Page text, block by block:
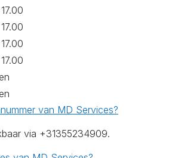
van MD Services?
via +31355234909.